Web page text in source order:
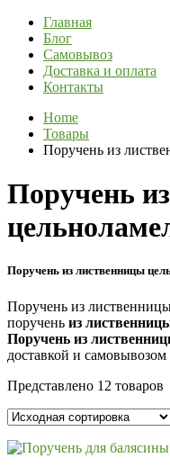
Главная
Блог
Самовывоз
Доставка и оплата
Контакты
Home
Товары
Поручень из
Поручень
Поручень из лиственницы
Поручень из
поручень из
Поручень из
доставкой и
Представлено 12 товаров